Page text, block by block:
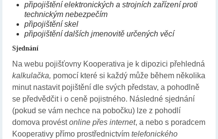
připojištění elektronických a strojních zařízení proti
technickým nebezpečím
připojištění skel
připojištění dalších jmenovitě určených věcí
Sjednání
Na webu pojišťovny Kooperativa je k dipozici přehledná
kalkulačka, pomocí které si každý může během několika
minut nastavit pojištění dle svých představ, a pohodlně
se předvědčit i o ceně pojistného. Následné sjednání
(pokud se vám nechce na pobočku) lze z pohodlí
domova provéstonline přes internet, a nebo s poradcem
Kooperativy přímo prostřednictvím telefonického